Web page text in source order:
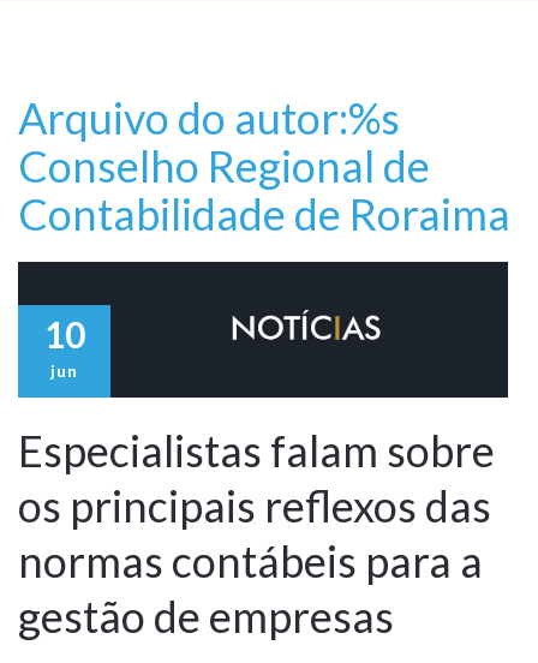
Arquivo do autor:%s
Conselho Regional de
Contabilidade de Roraima
10
jun
Especialistas falam sobre
os principais reflexos das
normas contábeis para a
gestão de empresas